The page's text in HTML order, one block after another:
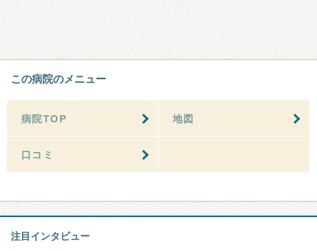
この病院のメニュー
病院TOP 地図
口コミ
注目インタビュー